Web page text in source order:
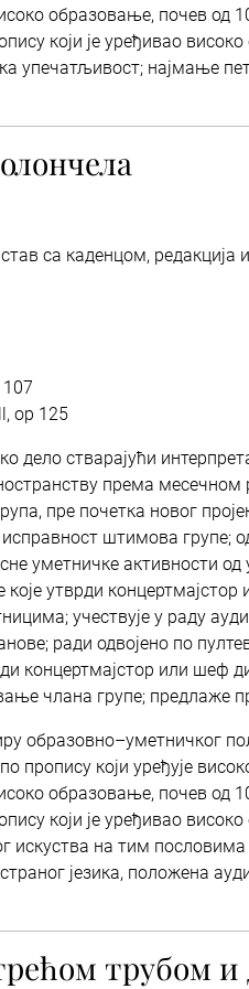
образовање, почев од
који је уређивао
упечатљивост; најмање
са каденцом, редакција
op 125
дело стварајући
према
пре почетка новог
штимова групе;
уметничке активности
утврди
учествује у раду
ради одвојено по
концертмајстор или шеф
члана групе; предлаже
образовно–уметничког
пропису који уређује
образовање, почев од
који је уређивао
на тим
језика, положена
трубом